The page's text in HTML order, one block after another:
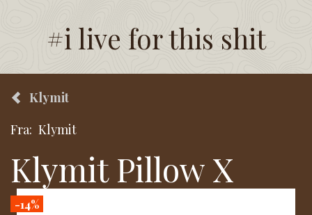
#i live for this shit
Klymit
Fra: Klymit
Klymit Pillow X
-14%